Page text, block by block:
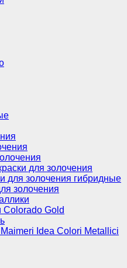
для золочения
для золочения гибридные
золочения
Colorado Gold
Idea Colori Metallici